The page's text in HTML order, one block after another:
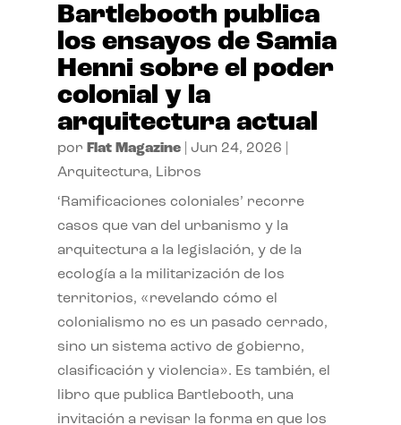
Bartlebooth publica
los ensayos de Samia
Henni sobre el poder
colonial y la
arquitectura actual
por Flat Magazine| Jun 24, 2026
Arquitectura, Libros
‘Ramificaciones coloniales’ recorre
casos que van del urbanismo y la
arquitectura a la legislación, y de la
ecología a la militarización de los
territorios, «revelando cómo el
colonialismo no es un pasado cerrado,
sino un sistema activo de gobierno,
clasificación y violencia». Es también, el
libro que publica Bartlebooth, una
invitación a revisar la forma en que los